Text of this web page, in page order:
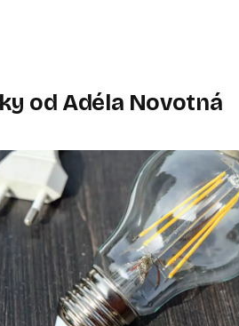
od Adéla Novotná